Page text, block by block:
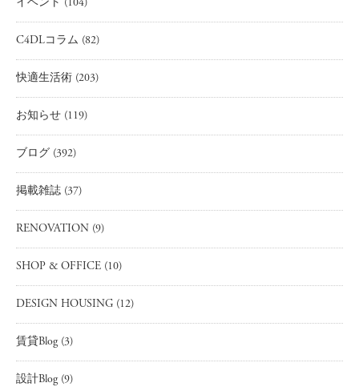
イベント (104)
C4DLコラム (82)
快適生活術 (203)
お知らせ (119)
ブログ (392)
掲載雑誌 (37)
RENOVATION (9)
SHOP & OFFICE (10)
DESIGN HOUSING (12)
賃貸Blog(3)
設計Blog(9)